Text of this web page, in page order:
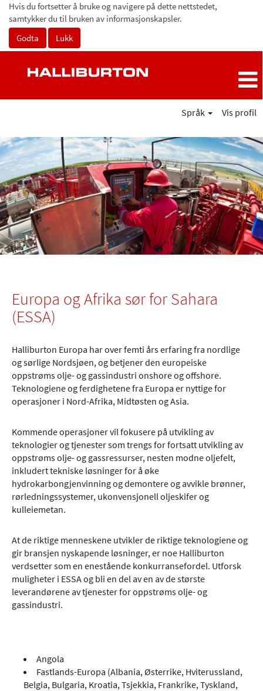
Hvis du fortsetter å bruke og navigere på dette nettstedet,
samtykker du til bruken av informasjonskapsler.
Godta
Lukk
Språk Vis profil
og
Afrika
sør
for
Sahara
(ESSA)
Europa og Afrika sør for Sahara
(ESSA)
Halliburton Europa har over femti års erfaring fra nordlige
og sørlige Nordsjøen, og betjener den europeiske
oppstrøms olje- og gassindustri onshore og offshore.
Teknologiene og ferdighetene fra Europa er nyttige for
operasjoner i Nord-Afrika, Midtøsten og Asia.
Kommende operasjoner vil fokusere på utvikling av
teknologier og tjenester som trengs for fortsatt utvikling av
oppstrøms olje- og gassressurser, nesten modne oljefelt,
inkludert tekniske løsninger for å øke
hydrokarbongjenvinning og demontere og avvikle brønner,
rørledningssystemer, ukonvensjonell oljeskifer og
kulleiemetan.
At de riktige menneskene utvikler de riktige teknologiene og
gir bransjen nyskapende løsninger, er noe Halliburton
verdsetter som en enestående konkurransefordel. Utforsk
muligheter i ESSA og bli en del av en av de største
leverandørene av tjenester for oppstrøms olje- og
gassindustri.
Angola
Fastlands-Europa (Albania, Østerrike, Hviterussland,
Belgia, Bulgaria, Kroatia, Tsjekkia, Frankrike, Tyskland,